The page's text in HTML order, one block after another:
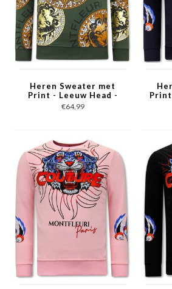
Heren Sweater met
Print - Leeuw Head -
3727 - Groen
€64,99